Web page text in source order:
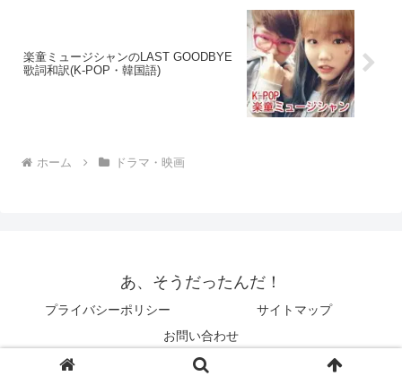
楽童ミュージシャンのLAST GOODBYE
歌詞和訳(K-POP・韓国語)
ホーム ドラマ・映画
あ、そうだったんだ！
プライバシーポリシー
サイトマップ
お問い合わせ
© 2014 あ、そうだったんだ！.